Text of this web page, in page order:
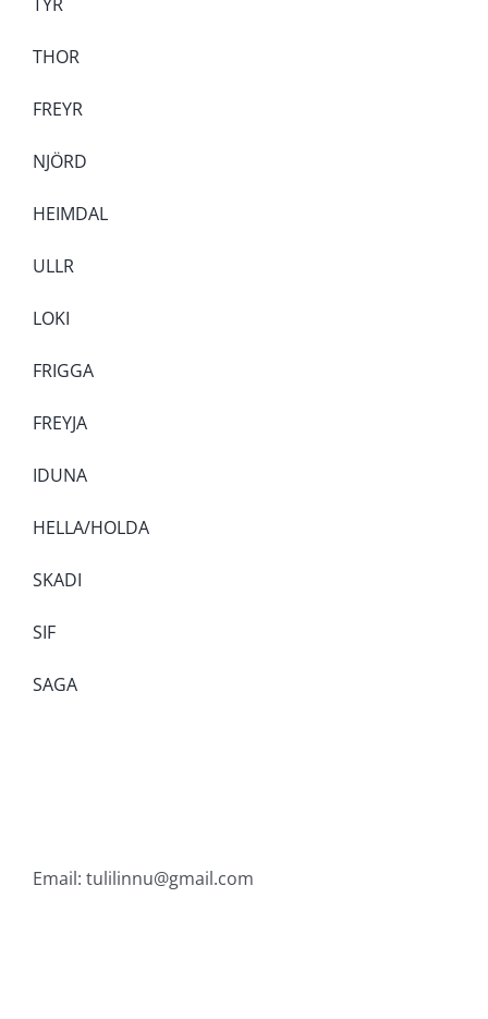
THOR
FREYR
NJÖRD
HEIMDAL
ULLR
LOKI
FRIGGA
FREYJA
IDUNA
HELLA/HOLDA
SKADI
SIF
SAGA
Email: tulilinnu@gmail.com